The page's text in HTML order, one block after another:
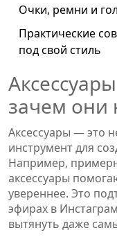
Очки, ремни и
Практические
под свой стиль
зачем они
Аксессуары — это
инструмент для
Например,
аксессуары
увереннее. Это
эфирах в
вытянуть даже